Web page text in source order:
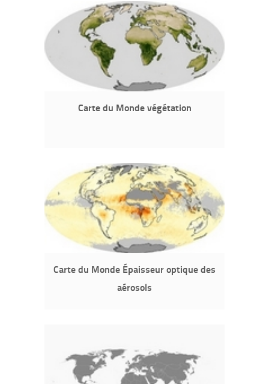
Carte du Monde végétation
Carte du Monde Épaisseur optique des
aérosols